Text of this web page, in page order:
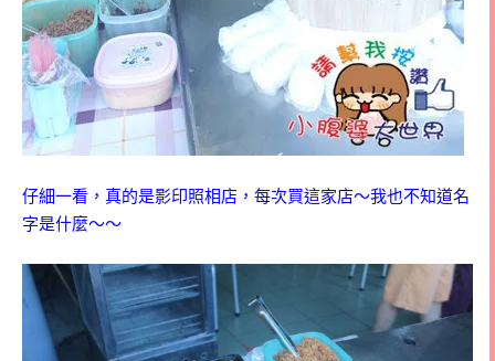
仔細一看，真的是影印照相店，每次買這家店～我也不知道名
字是什麼～～